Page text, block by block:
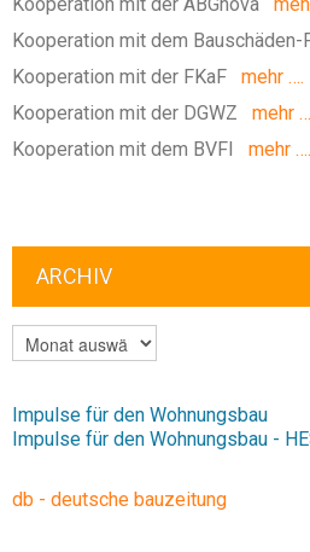
Kooperation mit dem Bauschäden-
Kooperation mit der FKaF mehr ….
Kooperation mit der DGWZ mehr
Kooperation mit dem BVFI
mehr ….
ARCHIV
ARCHIV
Impulse für den Wohnungsbau
Impulse für den Wohnungsbau -
db - deutsche bauzeitung